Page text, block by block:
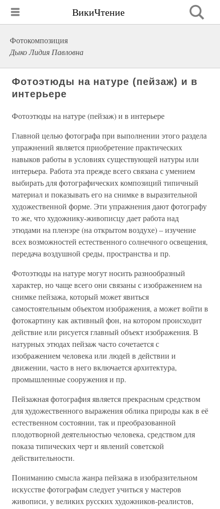
ВикиЧтение
Фотокомпозиция
Дыко Лидия Павловна
Фотоэтюды на натуре (пейзаж) и в
интерьере
Фотоэтюды на натуре (пейзаж) и в интерьере
Главной целью фотографа при выполнении этого раздела
упражнений является приобретение практических
навыков работы в условиях существующей натуры или
интерьера. Работа эта прежде всего связана с умением
выбирать для фотографических композиций типичный
материал и показывать его на снимке в выразительной
художественной форме. Эти упражнения дают фотографу
то же, что художнику-живописцу дает работа над
этюдами на пленэре (на открытом воздухе) – изучение
всех возможностей естественного солнечного освещения,
передача воздушной среды, пространства и пр.
Фотоэтюды на натуре могут носить разнообразный
характер, но чаще всего они связаны с изображением на
снимке пейзажа, который может явиться
самостоятельным объектом изображения, а может войти в
фотокартину как активный фон, на котором происходит
действие или рисуется главный объект изображения. В
натурных этюдах пейзаж часто сочетается с
изображением человека или людей в действии и
движении, часто в него включается архитектура,
промышленные сооружения и пр.
Пейзажная фотография является прекрасным средством
для художественного выражения облика природы как в её
естественном состоянии, так и преобразованной
плодотворной деятельностью человека, средством для
показа типических черт и явлений советской
действительности.
Пониманию смысла жанра пейзажа в изобразительном
искусстве фотографам следует учиться у мастеров
живописи, у великих русских художников-реалистов,